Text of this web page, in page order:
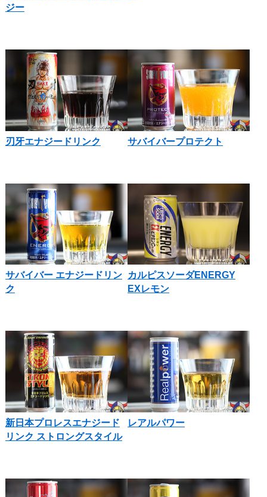
ジー
刃牙エナジードリンク サバイバープロテクト
サバイバー エナジードリン
ク
カルピスソーダENERGY
EXレモン
新日本プロレスエナジード
リンク ストロングスタイル
レアルパワー